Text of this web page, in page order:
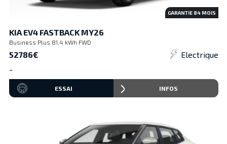
GARANTIE 84MOIS
KIA EV4 FASTBACK MY26
Business Plus 81,4 kWh FWD
52786€
Electrique
-
ESSAI INFOS